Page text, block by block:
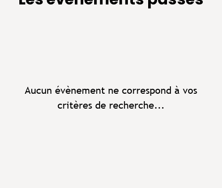
Aucun évènement ne correspond à vos
critères de recherche...